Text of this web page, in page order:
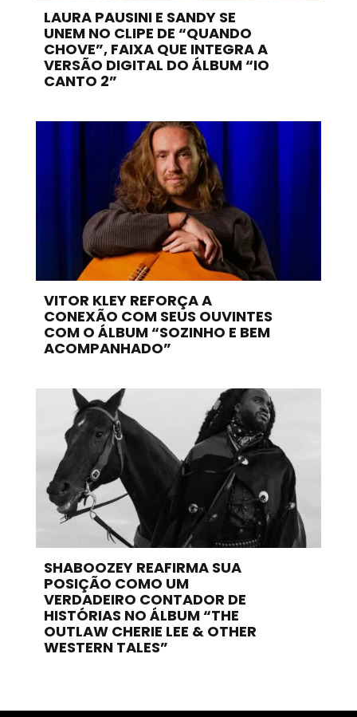
LAURA PAUSINI E SANDY SE
UNEM NO CLIPE DE “QUANDO
CHOVE”, FAIXA QUE INTEGRA A
VERSÃO DIGITAL DO ÁLBUM “IO
CANTO 2”
VITOR KLEY REFORÇA A
CONEXÃO COM SEUS OUVINTES
COM O ÁLBUM “SOZINHO E BEM
ACOMPANHADO”
SHABOOZEY REAFIRMA SUA
POSIÇÃO COMO UM
VERDADEIRO CONTADOR DE
HISTÓRIAS NO ÁLBUM “THE
OUTLAW CHERIE LEE & OTHER
WESTERN TALES”